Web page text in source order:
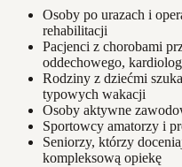
Osoby po urazach i
rehabilitacji
Pacjenci z chorobami
oddechowego,
Rodziny z dziećmi
typowych wakacji
Osoby aktywne
Sportowcy amatorzy i
Seniorzy, którzy
kompleksową opiekę